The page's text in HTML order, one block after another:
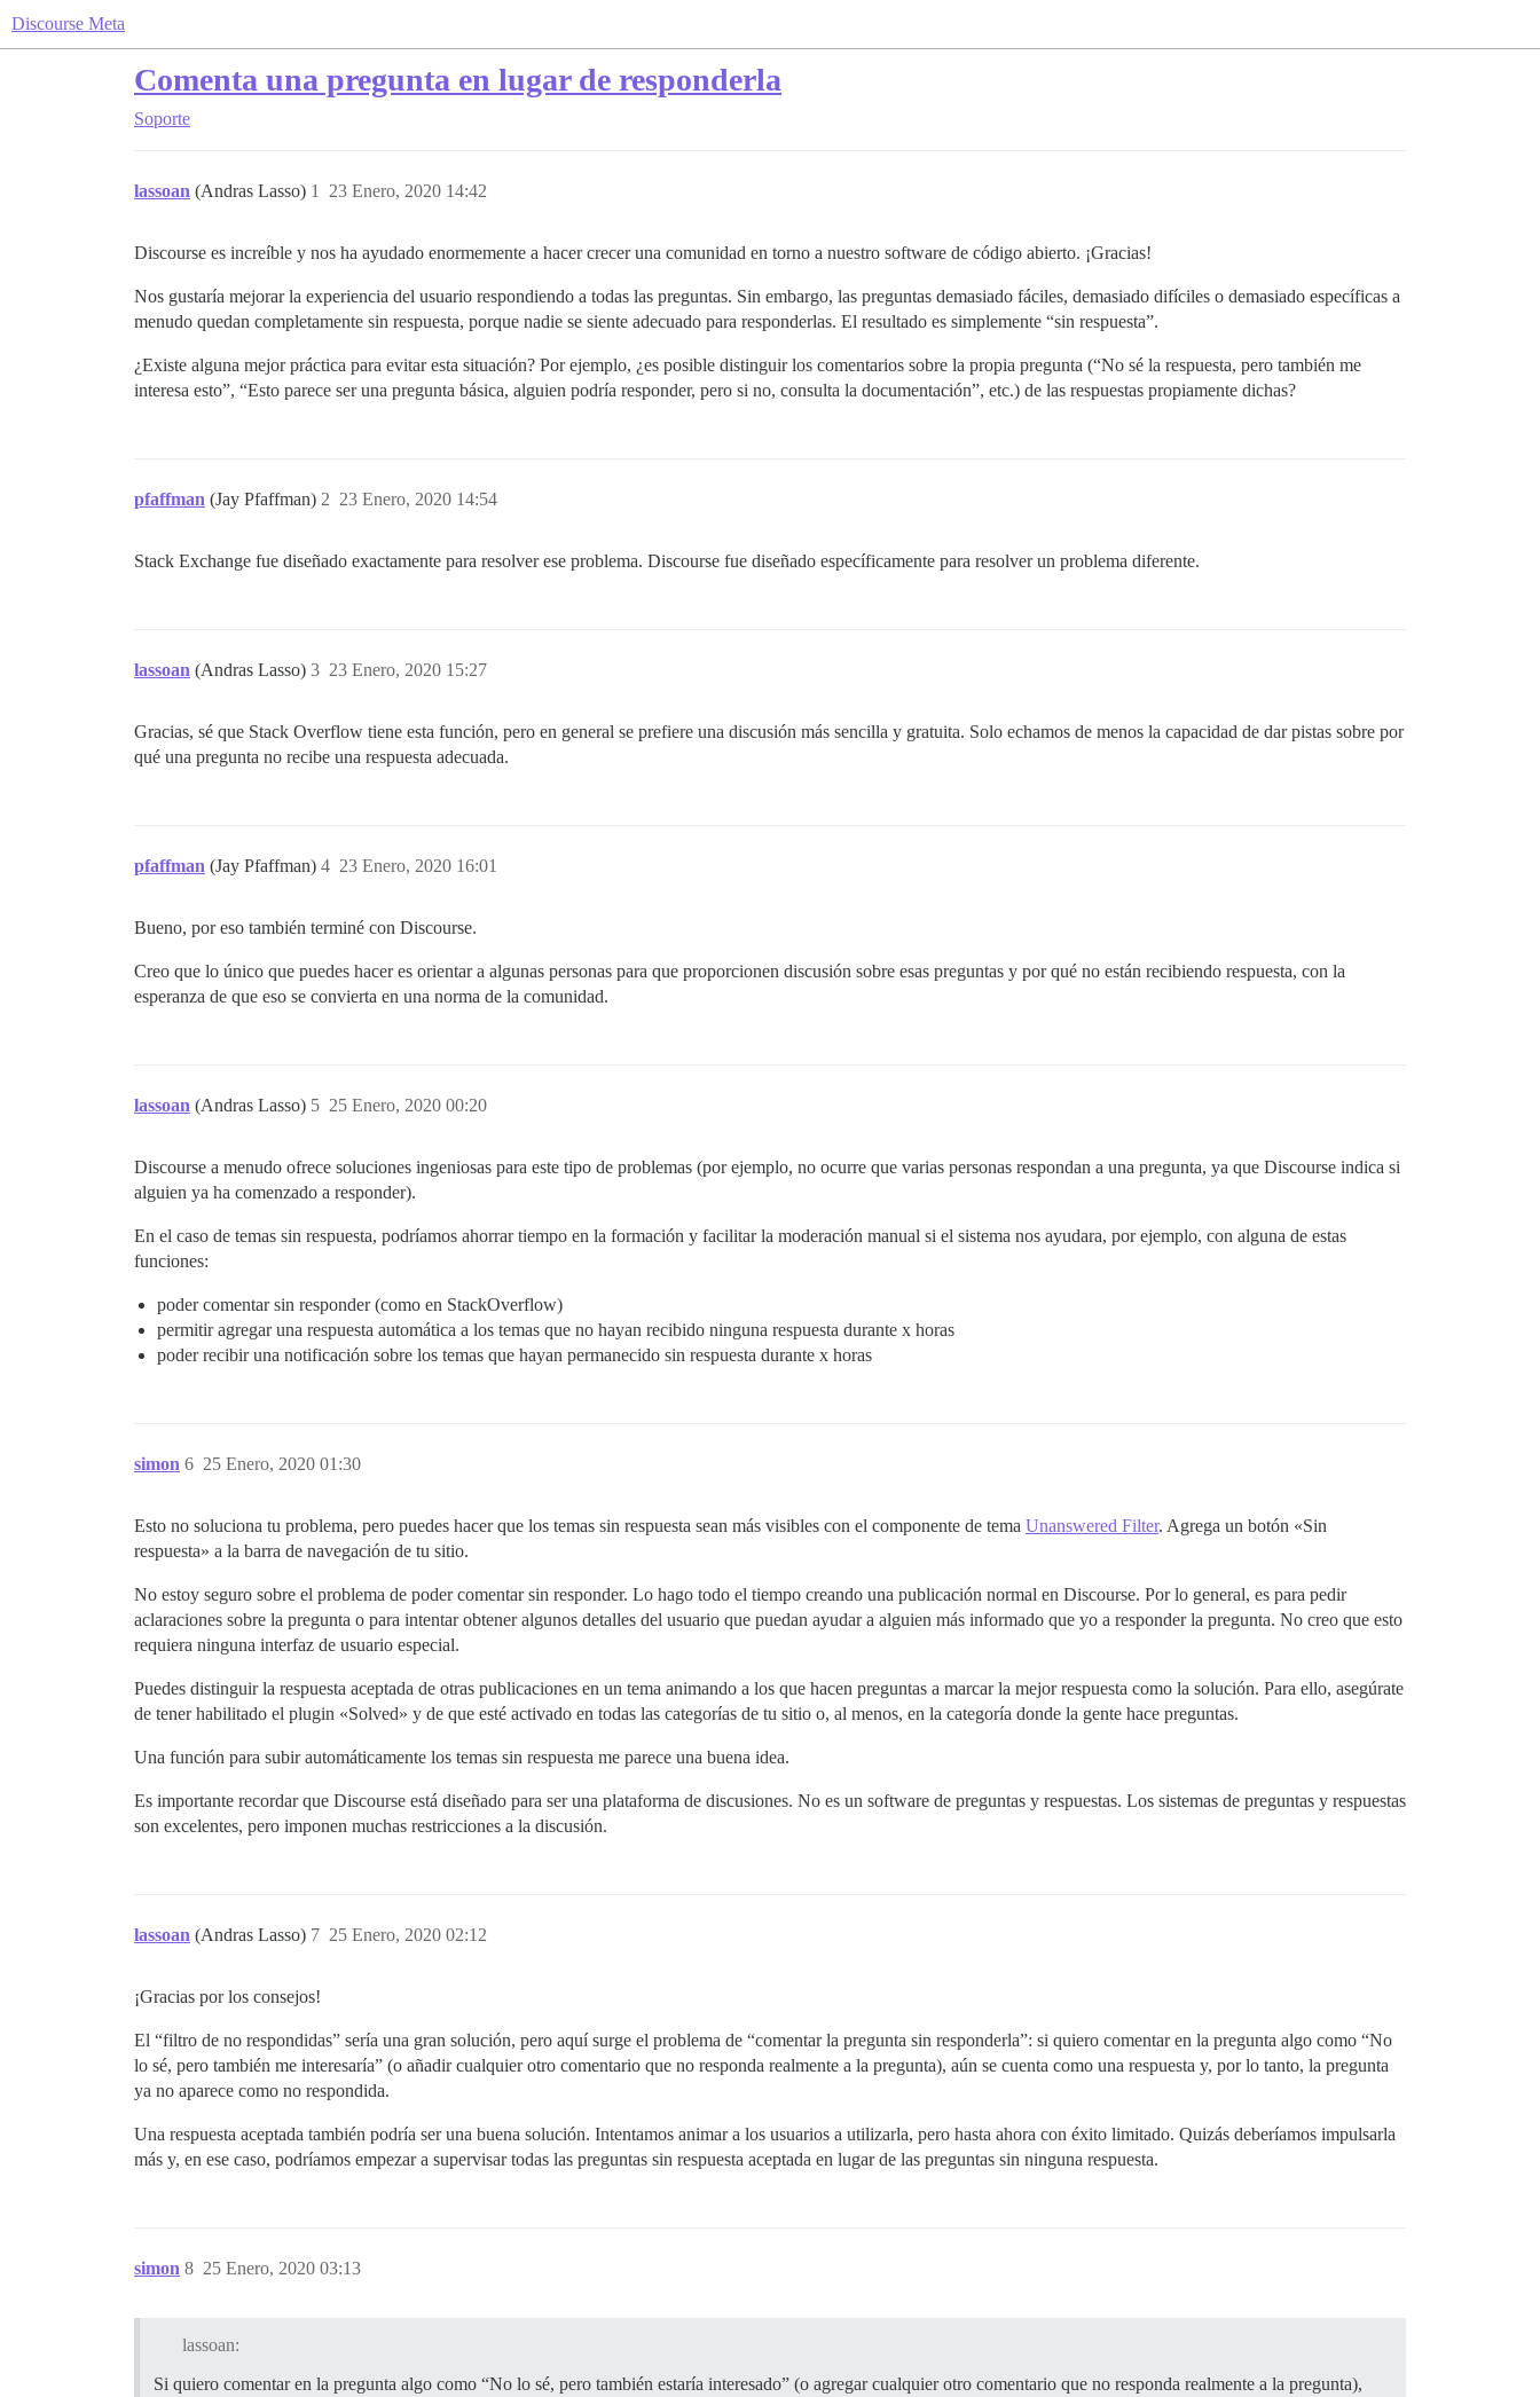
Discourse Meta
Comenta una pregunta en lugar de responderla
Soporte
lassoan (Andras Lasso) 23 Enero, 2020 14:42
1
Discourse es increíble y nos ha ayudado enormemente a hacer crecer una comunidad en torno a nuestro software de código abierto. ¡Gracias!
Nos gustaría mejorar la experiencia del usuario respondiendo a todas las preguntas. Sin embargo, las preguntas demasiado fáciles, demasiado difíciles o demasiado específicas a
menudo quedan completamente sin respuesta, porque nadie se siente adecuado para responderlas. El resultado es simplemente “sin respuesta”.
¿Existe alguna mejor práctica para evitar esta situación? Por ejemplo, ¿es posible distinguir los comentarios sobre la propia pregunta (“No sé la respuesta, pero también me
interesa esto”, “Esto parece ser una pregunta básica, alguien podría responder, pero si no, consulta la documentación”, etc.) de las respuestas propiamente dichas?
pfaffman (Jay Pfaffman) 23 Enero, 2020 14:54
2
Stack Exchange fue diseñado exactamente para resolver ese problema. Discourse fue diseñado específicamente para resolver un problema diferente.
lassoan (Andras Lasso) 23 Enero, 2020 15:27
3
Gracias, sé que Stack Overflow tiene esta función, pero en general se prefiere una discusión más sencilla y gratuita. Solo echamos de menos la capacidad de dar pistas sobre por
qué una pregunta no recibe una respuesta adecuada.
pfaffman (Jay Pfaffman) 23 Enero, 2020 16:01
4
Bueno, por eso también terminé con Discourse.
Creo que lo único que puedes hacer es orientar a algunas personas para que proporcionen discusión sobre esas preguntas y por qué no están recibiendo respuesta, con la
esperanza de que eso se convierta en una norma de la comunidad.
lassoan (Andras Lasso) 25 Enero, 2020 00:20
5
Discourse a menudo ofrece soluciones ingeniosas para este tipo de problemas (por ejemplo, no ocurre que varias personas respondan a una pregunta, ya que Discourse indica si
alguien ya ha comenzado a responder).
En el caso de temas sin respuesta, podríamos ahorrar tiempo en la formación y facilitar la moderación manual si el sistema nos ayudara, por ejemplo, con alguna de estas
funciones:
poder comentar sin responder (como en StackOverflow)
permitir agregar una respuesta automática a los temas que no hayan recibido ninguna respuesta durante x horas
poder recibir una notificación sobre los temas que hayan permanecido sin respuesta durante x horas
simon 25 Enero, 2020 01:30
6
Esto no soluciona tu problema, pero puedes hacer que los temas sin respuesta sean más visibles con el componente de tema Unanswered Filter. Agrega un botón «Sin
respuesta» a la barra de navegación de tu sitio.
No estoy seguro sobre el problema de poder comentar sin responder. Lo hago todo el tiempo creando una publicación normal en Discourse. Por lo general, es para pedir
aclaraciones sobre la pregunta o para intentar obtener algunos detalles del usuario que puedan ayudar a alguien más informado que yo a responder la pregunta. No creo que esto
requiera ninguna interfaz de usuario especial.
Puedes distinguir la respuesta aceptada de otras publicaciones en un tema animando a los que hacen preguntas a marcar la mejor respuesta como la solución. Para ello, asegúrate
de tener habilitado el plugin «Solved» y de que esté activado en todas las categorías de tu sitio o, al menos, en la categoría donde la gente hace preguntas.
Una función para subir automáticamente los temas sin respuesta me parece una buena idea.
Es importante recordar que Discourse está diseñado para ser una plataforma de discusiones. No es un software de preguntas y respuestas. Los sistemas de preguntas y respuestas
son excelentes, pero imponen muchas restricciones a la discusión.
lassoan (Andras Lasso) 25 Enero, 2020 02:12
7
¡Gracias por los consejos!
El “filtro de no respondidas” sería una gran solución, pero aquí surge el problema de “comentar la pregunta sin responderla”: si quiero comentar en la pregunta algo como “No
lo sé, pero también me interesaría” (o añadir cualquier otro comentario que no responda realmente a la pregunta), aún se cuenta como una respuesta y, por lo tanto, la pregunta
ya no aparece como no respondida.
Una respuesta aceptada también podría ser una buena solución. Intentamos animar a los usuarios a utilizarla, pero hasta ahora con éxito limitado. Quizás deberíamos impulsarla
más y, en ese caso, podríamos empezar a supervisar todas las preguntas sin respuesta aceptada en lugar de las preguntas sin ninguna respuesta.
simon 25 Enero, 2020 03:13
8
lassoan:
Si quiero comentar en la pregunta algo como “No lo sé, pero también estaría interesado” (o agregar cualquier otro comentario que no responda realmente a la pregunta),